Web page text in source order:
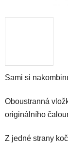
Sami si
Oboustranná
originálního
Z jedné strany